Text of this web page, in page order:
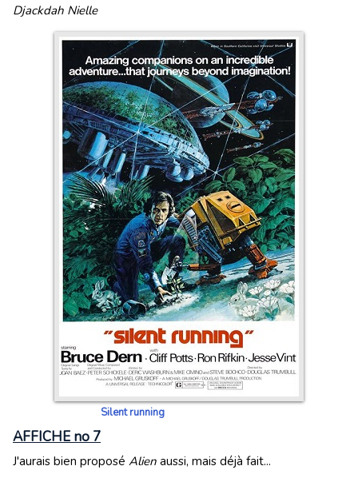
Djackdah Nielle
Silent running
AFFICHE no 7
J'aurais bien proposé Alien aussi, mais déjà fait...